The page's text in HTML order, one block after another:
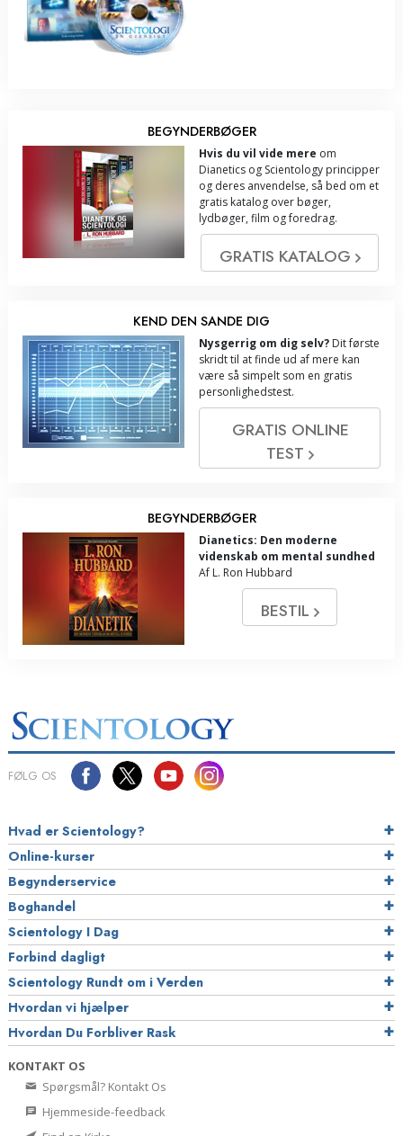
BEGYNDERBØGER
Hvis du vil vide mere om
Dianetics og Scientology principper
og deres anvendelse, så bed om et
gratis katalog over bøger,
lydbøger, film og foredrag.
GRATIS KATALOG
KEND DEN SANDE DIG
Nysgerrig om dig selv? Dit første
skridt til at finde ud af mere kan
være så simpelt som en gratis
personlighedstest.
GRATIS ONLINE
TEST
BEGYNDERBØGER
Dianetics: Den moderne
videnskab om mental sundhed
Af L. Ron Hubbard
BESTIL
FØLG OS
Hvad er Scientology?
Online-kurser
Begynderservice
Boghandel
Scientology I Dag
Forbind dagligt
Scientology Rundt om i Verden
Hvordan vi hjælper
Hvordan Du Forbliver Rask
KONTAKT OS
Spørgsmål? Kontakt Os
Hjemmeside-feedback